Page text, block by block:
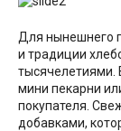
Для нынешнего
и традиции
тысячелетиями.
мини пекарни
покупателя.
добавками,